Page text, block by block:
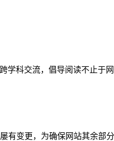
学科交流，倡导阅读不止于
有变更，为确保网站其余部